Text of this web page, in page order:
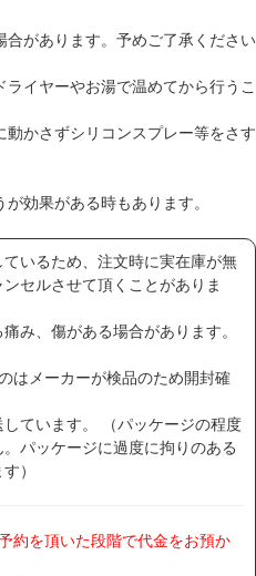
があります。予めご了承ください
イヤーやお湯で温めてから行うこ
かさずシリコンスプレー等をさす
効果がある時もあります。
いるため、注文時に実在庫が無
セルさせて頂くことがありま
み、傷がある場合があります。
はメーカーが検品のため開封確
ています。 （パッケージの程度
パッケージに過度に拘りのある
）
約を頂いた段階で代金をお預か